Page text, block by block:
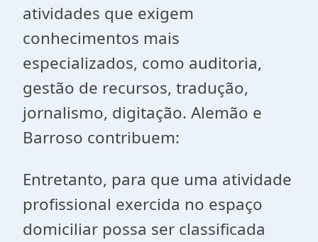
atividades que exigem
conhecimentos mais
especializados, como auditoria,
gestão de recursos, tradução,
jornalismo, digitação. Alemão e
Barroso contribuem:
Entretanto, para que uma atividade
profissional exercida no espaço
domiciliar possa ser classificada